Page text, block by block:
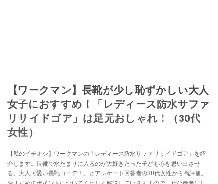
【ワークマン】長靴が少し恥ずかしい大人
女子におすすめ！「レディース防水サファ
リサイドゴア」は足元おしゃれ！（30代
女性）
【私のイチオシ】ワークマンの「レディース防水サファリサイドゴア」を紹
介します。長靴で水たまりに入るのが大好きだった子ども心を思い出させ
る、大人可愛い長靴コーデ！、とアンケート回答者の30代女性から高評価。